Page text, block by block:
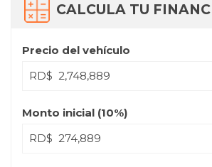
CALCULA TU
Precio del vehículo
RD$
Monto inicial (10%)
RD$